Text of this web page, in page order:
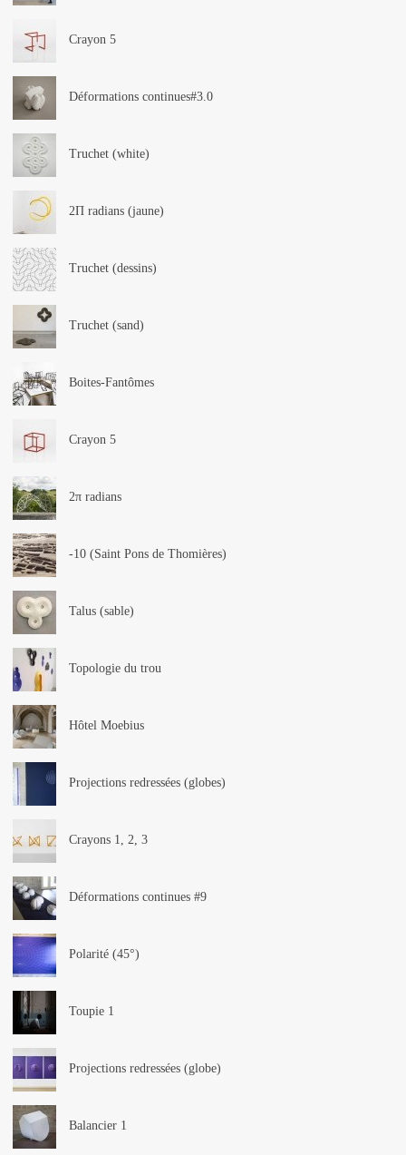
Crayon 5
Déformations continues#3.0
Truchet (white)
2Π radians (jaune)
Truchet (dessins)
Truchet (sand)
Boites-Fantômes
Crayon 5
2π radians
-10 (Saint Pons de Thomières)
Talus (sable)
Topologie du trou
Hôtel Moebius
Projections redressées (globes)
Crayons 1, 2, 3
Déformations continues #9
Polarité (45°)
Toupie 1
Projections redressées (globe)
Balancier 1